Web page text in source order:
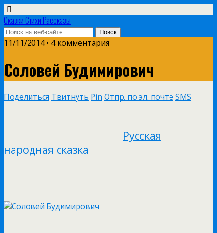
Сказки Стихи Рассказы
11/11/2014 • 4 комментария
Соловей Будимирович
Поделиться Твитнуть Pin Отпр. по эл. почте SMS
Русская
народная сказка